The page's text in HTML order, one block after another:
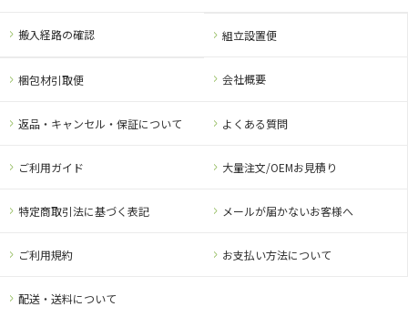
組立設置便
ご利用ガイド
ご利用規約
会社概要
大量注文/OEMお見積り
お支払い方法について
よくある質問
特定商取引法に基づく表記
配送・送料について
梱包材引取便
メールが届かないお客様へ
返品・キャンセル・保証について
搬入経路の確認